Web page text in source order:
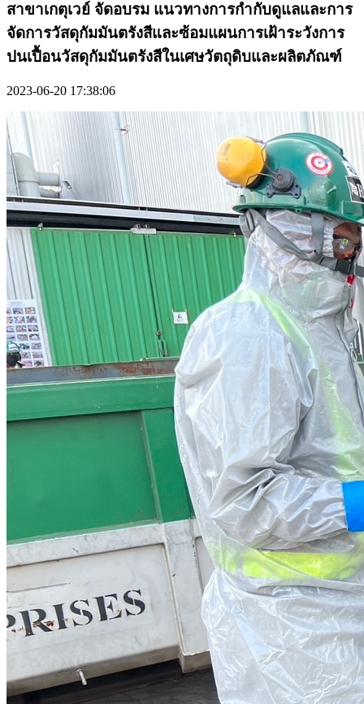
สาขาเกตุเวย์ จัดอบรม แนวทางการกำกับดูแลและการ
จัดการวัสดุกัมมันตรังสีและซ้อมแผนการเฝ้าระวังการ
ปนเปื้อนวัสดุกัมมันตรังสีในเศษวัตถุดิบและผลิตภัณฑ์
2023-06-20 17:38:06